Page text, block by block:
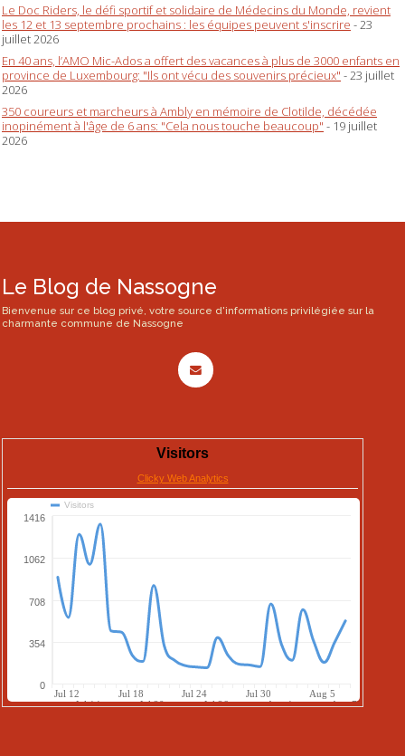
Le Doc Riders, le défi sportif et solidaire de Médecins du Monde, revient
les 12 et 13 septembre prochains : les équipes peuvent s'inscrire - 23
juillet 2026
En 40 ans, l’AMO Mic-Ados a offert des vacances à plus de 3000 enfants en
province de Luxembourg: "Ils ont vécu des souvenirs précieux" - 23 juillet
2026
350 coureurs et marcheurs à Ambly en mémoire de Clotilde, décédée
inopinément à l'âge de 6 ans: "Cela nous touche beaucoup" - 19 juillet
2026
Le Blog de Nassogne
Bienvenue sur ce blog privé, votre source d'informations privilégiée sur la
charmante commune de Nassogne